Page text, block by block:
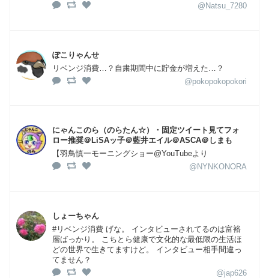
@Natsu_7280
ぽこりゃんせ
リベンジ消費…？自粛期間中に貯金が増えた…？
@pokopokopokori
にゃんこのら（のらたん☆）・固定ツイート見てフォ
ロー推奨＠LiSAッ子＠藍井エイル＠ASCA＠しまも
【羽鳥慎一モーニングショー@YouTubeより
@NYNKONORA
しょーちゃん
#リベンジ消費 げな。 インタビューされてるのは富裕
層ばっかり。 こちとら健康で文化的な最低限の生活ほ
どの世界で生きてますけど。 インタビュー相手間違っ
てません？
@jap626